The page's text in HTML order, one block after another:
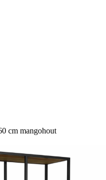
cm mangohout